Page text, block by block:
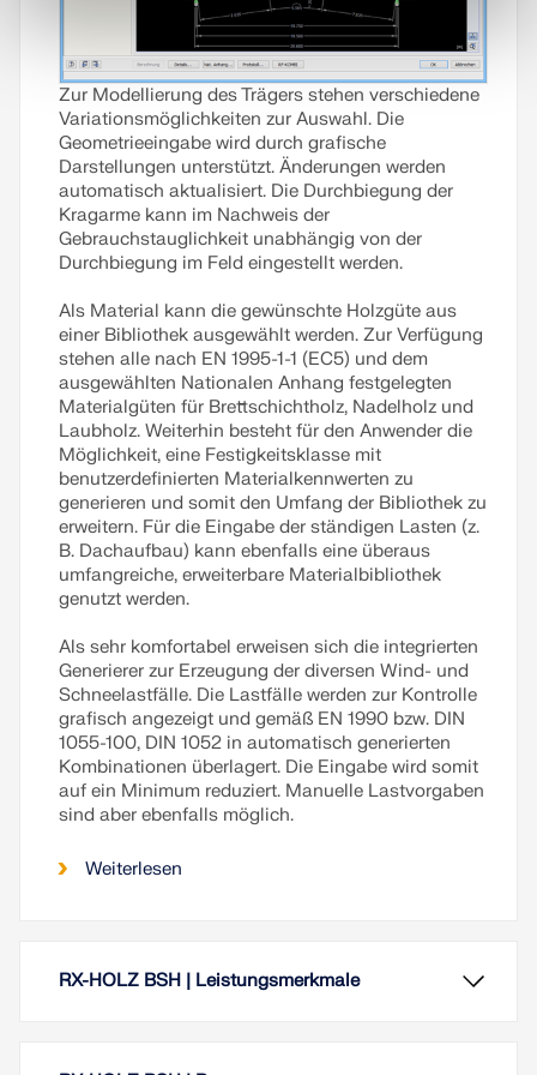
Zur Modellierung des Trägers stehen verschiedene
Variationsmöglichkeiten zur Auswahl. Die
Geometrieeingabe wird durch grafische
Darstellungen unterstützt. Änderungen werden
automatisch aktualisiert. Die Durchbiegung der
Kragarme kann im Nachweis der
Gebrauchstauglichkeit unabhängig von der
Durchbiegung im Feld eingestellt werden.
Als Material kann die gewünschte Holzgüte aus
einer Bibliothek ausgewählt werden. Zur Verfügung
stehen alle nach EN 1995-1-1 (EC5) und dem
ausgewählten Nationalen Anhang festgelegten
Materialgüten für Brettschichtholz, Nadelholz und
Laubholz. Weiterhin besteht für den Anwender die
Möglichkeit, eine Festigkeitsklasse mit
benutzerdefinierten Materialkennwerten zu
generieren und somit den Umfang der Bibliothek zu
erweitern. Für die Eingabe der ständigen Lasten (z.
B. Dachaufbau) kann ebenfalls eine überaus
umfangreiche, erweiterbare Materialbibliothek
genutzt werden.
Als sehr komfortabel erweisen sich die integrierten
Generierer zur Erzeugung der diversen Wind- und
Schneelastfälle. Die Lastfälle werden zur Kontrolle
grafisch angezeigt und gemäß EN 1990 bzw. DIN
1055-100, DIN 1052 in automatisch generierten
Kombinationen überlagert. Die Eingabe wird somit
auf ein Minimum reduziert. Manuelle Lastvorgaben
sind aber ebenfalls möglich.
Weiterlesen
RX-HOLZ BSH | Leistungsmerkmale